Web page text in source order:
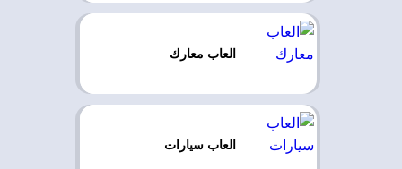
العاب معارك
العاب سيارات